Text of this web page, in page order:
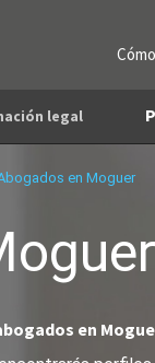
legal
en Moguer
en